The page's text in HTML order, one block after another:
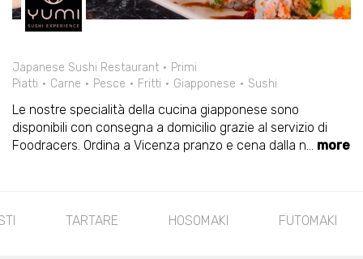
Japanese Sushi Restaurant
Primi
Piatti
Carne Pesce Fritti Giapponese Sushi
Le nostre specialità della cucina giapponese sono
disponibili con consegna a domicilio grazie al servizio di
Foodracers. Ordina a Vicenza pranzo e cena dalla n... more
FUTOMAKI URAMAKI URAMAKI